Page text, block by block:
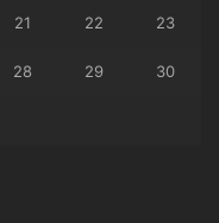
21 22 23
28 29 30